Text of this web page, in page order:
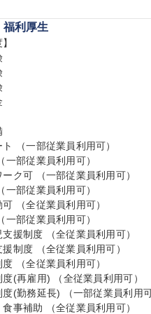
福利厚生
（一部従業員利用可）
一部従業員利用可）
ーク可 （一部従業員利用可）
一部従業員利用可）
（全従業員利用可）
一部従業員利用可）
援制度 （全従業員利用可）
制度 （全従業員利用可）
（全従業員利用可）
(再雇用) （全従業員利用可）
(勤務延長) （一部従業員利用可
事補助 （全従業員利用可）